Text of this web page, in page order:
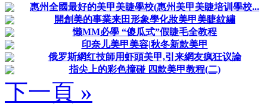
惠州全國最好的美甲美睫學校(惠州美甲美睫培训學校...
開創美的事業来田形象學化妝美甲美睫紋繡
懒MM必學 “傻瓜式”假睫毛全教程
印奈儿美甲美容|秋冬新款美甲
俄罗斯網红技師用虾頭美甲,引来網友疯狂议論
指尖上的彩色撞碰 四款美甲教程(二)
下一頁 »